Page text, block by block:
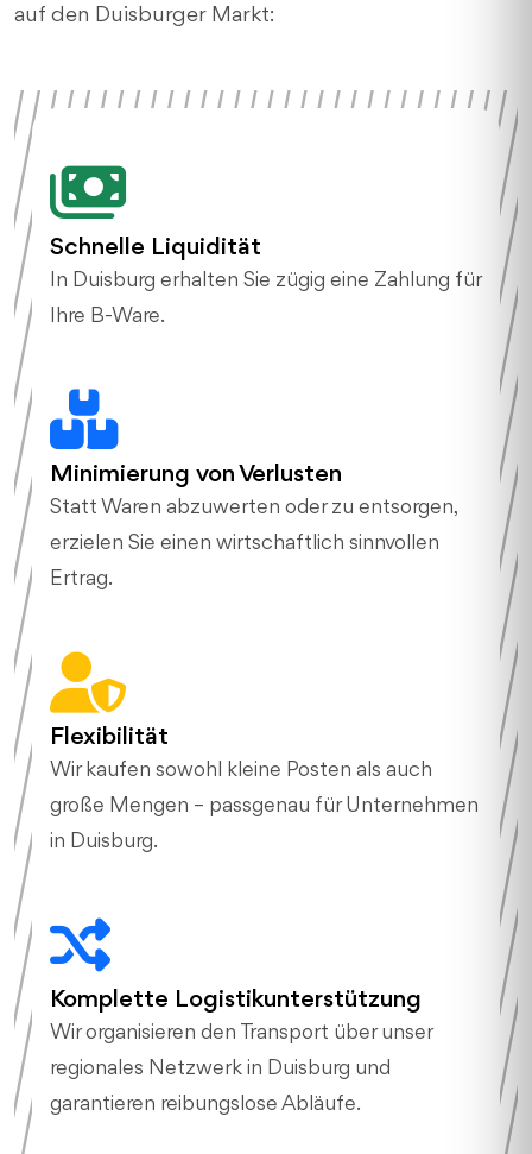
auf den Duisburger Markt:
Schnelle Liquidität
In Duisburg erhalten Sie zügig eine Zahlung für
Ihre B-Ware.
Minimierung von Verlusten
Statt Waren abzuwerten oder zu entsorgen,
erzielen Sie einen wirtschaftlich sinnvollen
Ertrag.
Flexibilität
Wir kaufen sowohl kleine Posten als auch
große Mengen – passgenau für Unternehmen
in Duisburg.
Komplette Logistikunterstützung
Wir organisieren den Transport über unser
regionales Netzwerk in Duisburg und
garantieren reibungslose Abläufe.